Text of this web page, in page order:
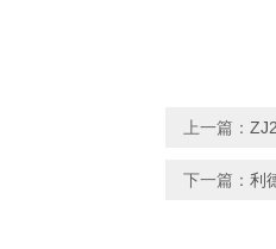
上一篇：
下一篇： 利